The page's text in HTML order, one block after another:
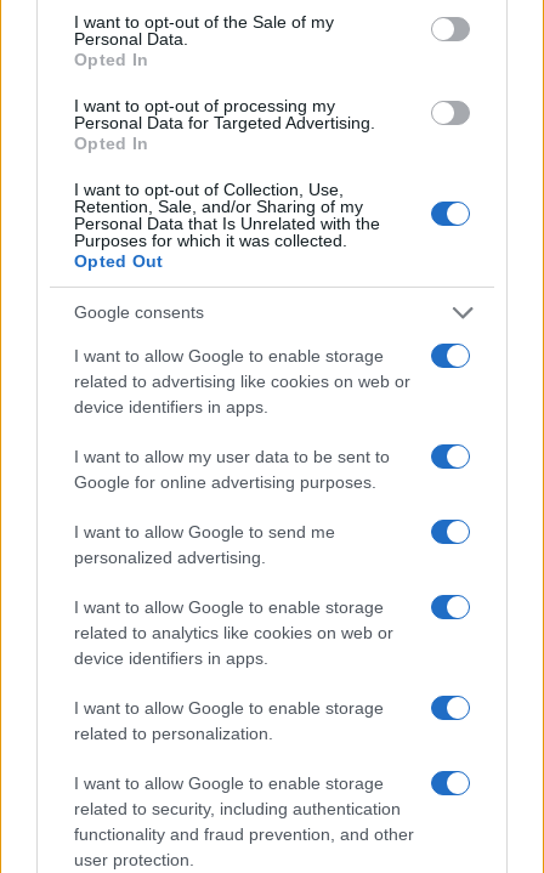
consent section.
I want to opt-out of the Sale of my
Personal Data.
Opted In
I want to opt-out of processing my
Personal Data for Targeted Advertising.
Opted In
I want to opt-out of Collection, Use,
Retention, Sale, and/or Sharing of my
Personal Data that Is Unrelated with the
Purposes for which it was collected.
Opted Out
Google consents
I want to allow Google to enable storage
related to advertising like cookies on web or
device identifiers in apps.
I want to allow my user data to be sent to
Google for online advertising purposes.
I want to allow Google to send me
personalized advertising.
I want to allow Google to enable storage
related to analytics like cookies on web or
device identifiers in apps.
I want to allow Google to enable storage
related to personalization.
I want to allow Google to enable storage
related to security, including authentication
functionality and fraud prevention, and other
user protection.
Reply
photographix(@photographix)
Noble Member
12 Δεκεμβρίου 2024 07:57
Reply
12 Δεκεμβρίου 2024 08:46
για μικροπολιτικη και για να προστατευσουν τα συμφεροντα
εκαναν σαμποταζ με οποιον τροπο μπορουσαν και με γελοια
για να μεινουν τα BMP-1 Ελλαδα. Εκεινη την εποχη να θυμισουμε,
Γερμανοι δεν εδιναν απευθειας Marder στην Ουκρανια.
Ο καιρος περασε, οι συνθηκες ωριμασαν και οι Γερμανοι αρχισαν
στελνουν τα Marder απευθειας στη Ουκρανια. Η Ουκρανια
οφελος ειχε, η Ελλαδα ζημιωθηκε. Περαν της ρηχης και τοξικης
Κανονικη πεμπτη φαλαγγα…
Και πως θα μπορουσαμε να πλαρασιστουμε. Αλλα ειπαμε, πανω
μαμα Ρωσια…
Reply